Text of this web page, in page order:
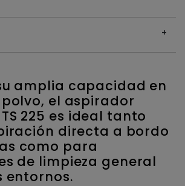
amplia capacidad en
el aspirador
225 es ideal tanto
directa a bordo
como para
de limpieza general
entornos.